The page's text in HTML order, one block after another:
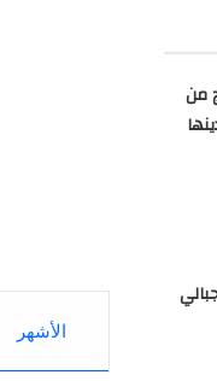
من
الأشهر